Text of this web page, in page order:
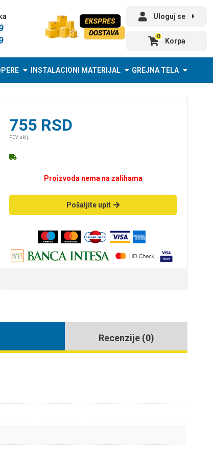
Uloguj se
0
Korpa
INSTALACIONI MATERIJAL GREJNA TELA
755 RSD
PDV uklj.
Proizvoda nema na zalihama
Pošaljite upit
Recenzije (0)